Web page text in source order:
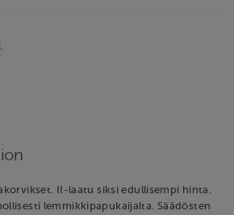
II-laatu siksi edullisempi hinta.
lemmikkipapukaijalta. Säädösten